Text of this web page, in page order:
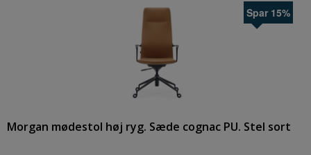
Spar 15%
Morgan mødestol høj ryg. Sæde cognac PU. Stel sort